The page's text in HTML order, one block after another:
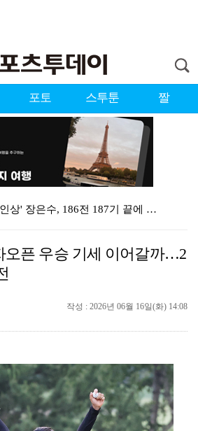
포토 스투툰 짤
상' 장은수, 186전 187기 끝에 …
은수, 2026 KLPGA WINNER
'결혼의 완성' 남궁민→이설, 굿바이 인사 "마지막까지…
스윙스, 배우 도전하더니 마동석과 투샷 "마침내 만났다…
'런닝맨' 홍진호, 안검하수 재수술+요요 온 근황 "주…
은수, KLPGA 첫 우승
오픈 우승 기세 이어갈까…2
작성 : 2026년 06월 16일(화) 14:08